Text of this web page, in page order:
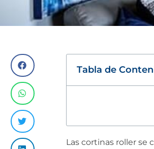
Tabla de
Las cortinas roller se